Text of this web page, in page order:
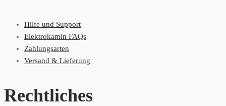
Hilfe und Support
Elektrokamin FAQs
Zahlungsarten
Versand & Lieferung
Rechtliches